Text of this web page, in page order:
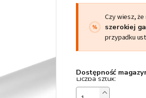
Czy wiesz,
szerokiej
przypadku
Dostępność